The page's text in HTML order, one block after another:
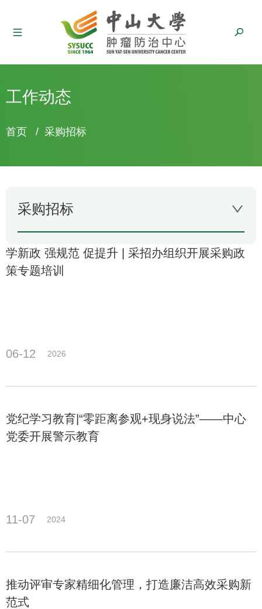
工作动态
面
屑
首页 / 采购招标
采购招标
学新政 强规范 促提升 | 采招办组织开展采购政
策专题培训
06-12 2026
党纪学习教育|“零距离参观+现身说法”——中心
党委开展警示教育
11-07 2024
推动评审专家精细化管理，打造廉洁高效采购新
范式